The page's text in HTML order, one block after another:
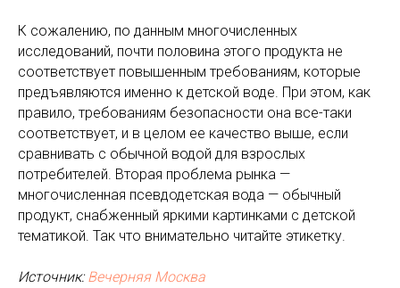
К сожалению, по данным многочисленных
исследований, почти половина этого продукта не
соответствует повышенным требованиям, которые
предъявляются именно к детской воде. При этом, как
правило, требованиям безопасности она все-таки
соответствует, и в целом ее качество выше, если
сравнивать с обычной водой для взрослых
потребителей. Вторая проблема рынка —
многочисленная псевдодетская вода — обычный
продукт, снабженный яркими картинками с детской
тематикой. Так что внимательно читайте этикетку.
Источник:Вечерняя Москва